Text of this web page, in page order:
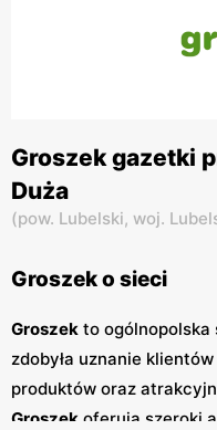
Groszek gazetki
Duża
(pow. Lubelski, woj.
Groszek o sieci
Groszek to ogólnopolska
zdobyła uznanie
produktów oraz
Groszek oferują szeroki